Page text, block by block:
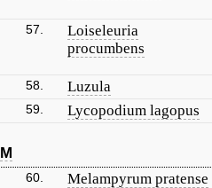
57.
Loiseleuria
procumbens
58. Luzula
59. Lycopodium lagopus
M
60. Melampyrum pratense